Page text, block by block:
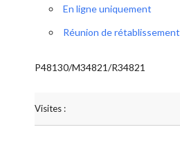
En ligne uniquement
Réunion de rétablissement
P48130/M34821/R34821
Visites :